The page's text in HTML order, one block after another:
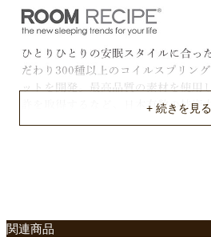
コイル数
987個
1269個
1504個
約11kg
関連商品